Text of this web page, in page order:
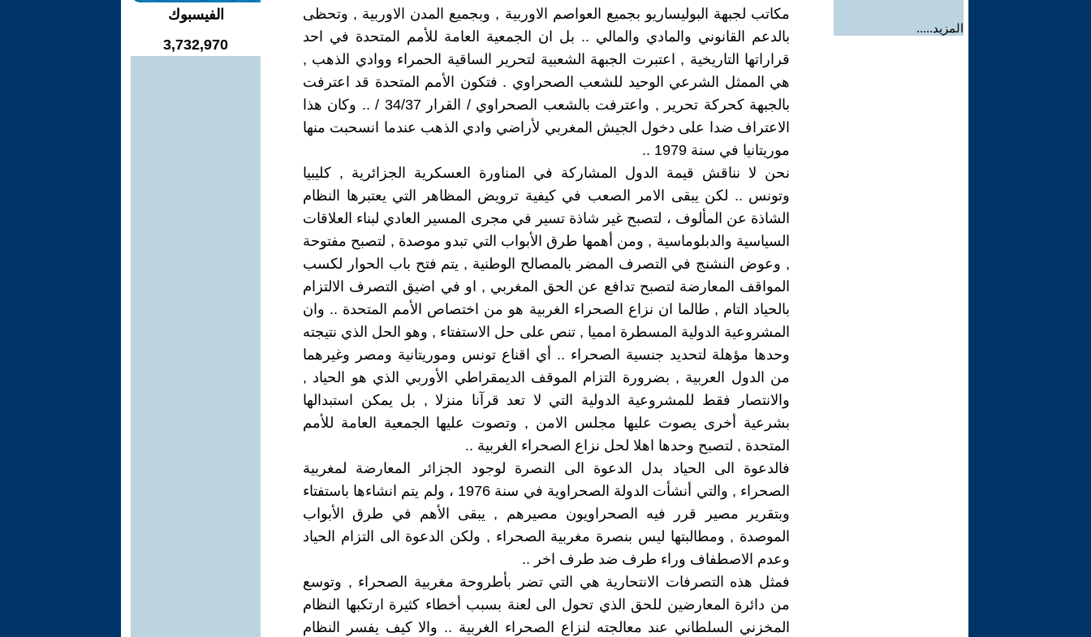
المزيد.....
مكاتب لجبهة البوليساريو بجميع العواصم الاوربية , وبجميع المدن الاوربية , وتحظى
بالدعم القانوني والمادي والمالي .. بل ان الجمعية العامة للأمم المتحدة في احد
قراراتها التاريخية , اعتبرت الجبهة الشعبية لتحرير الساقية الحمراء ووادي الذهب ,
هي الممثل الشرعي الوحيد للشعب الصحراوي . فتكون الأمم المتحدة قد اعترفت
بالجبهة كحركة تحرير , واعترفت بالشعب الصحراوي / القرار 34/37 / .. وكان هذا
الاعتراف ضدا على دخول الجيش المغربي لأراضي وادي الذهب عندما انسحبت منها
موريتانيا في سنة 1979 ..
نحن لا نناقش قيمة الدول المشاركة في المناورة العسكرية الجزائرية , كليبيا
وتونس .. لكن يبقى الامر الصعب في كيفية ترويض المظاهر التي يعتبرها النظام
الشاذة عن المألوف ، لتصبح غير شاذة تسير في مجرى المسير العادي لبناء العلاقات
السياسية والدبلوماسية , ومن أهمها طرق الأبواب التي تبدو موصدة , لتصبح مفتوحة
, وعوض النشنج في التصرف المضر بالمصالح الوطنية , يتم فتح باب الحوار لكسب
المواقف المعارضة لتصبح تدافع عن الحق المغربي , او في اضيق التصرف الالتزام
بالحياد التام , طالما ان نزاع الصحراء الغربية هو من اختصاص الأمم المتحدة .. وان
المشروعية الدولية المسطرة امميا , تنص على حل الاستفتاء , وهو الحل الذي نتيجته
وحدها مؤهلة لتحديد جنسية الصحراء .. أي اقناع تونس وموريتانية ومصر وغيرهما
من الدول العربية , بضرورة التزام الموقف الديمقراطي الأوربي الذي هو الحياد ,
والانتصار فقط للمشروعية الدولية التي لا تعد قرآنا منزلا , بل يمكن استبدالها
بشرعية أخرى يصوت عليها مجلس الامن , وتصوت عليها الجمعية العامة للأمم
المتحدة , لتصبح وحدها اهلا لحل نزاع الصحراء الغربية ..
فالدعوة الى الحياد بدل الدعوة الى النصرة لوجود الجزائر المعارضة لمغربية
الصحراء , والتي أنشأت الدولة الصحراوية في سنة 1976 ، ولم يتم انشاءها باستفتاء
وبتقرير مصير قرر فيه الصحراويون مصيرهم , يبقى الأهم في طرق الأبواب
الموصدة , ومطالبتها ليس بنصرة مغربية الصحراء , ولكن الدعوة الى التزام الحياد
وعدم الاصطفاف وراء طرف ضد طرف اخر ..
فمثل هذه التصرفات الانتحارية هي التي تضر بأطروحة مغربية الصحراء , وتوسع
من دائرة المعارضين للحق الذي تحول الى لعنة بسبب أخطاء كثيرة ارتكبها النظام
المخزني السلطاني عند معالجته لنزاع الصحراء الغربية .. والا كيف يفسر النظام
الفيسبوك
3,732,970